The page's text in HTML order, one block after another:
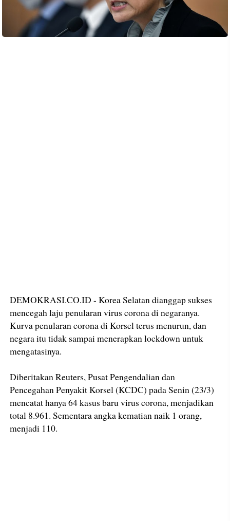
DEMOKRASI.CO.ID - Korea Selatan dianggap sukses
mencegah laju penularan virus corona di negaranya.
Kurva penularan corona di Korsel terus menurun, dan
negara itu tidak sampai menerapkan lockdown untuk
mengatasinya.
Diberitakan Reuters, Pusat Pengendalian dan
Pencegahan Penyakit Korsel (KCDC) pada Senin (23/3)
mencatat hanya 64 kasus baru virus corona, menjadikan
total 8.961. Sementara angka kematian naik 1 orang,
menjadi 110.